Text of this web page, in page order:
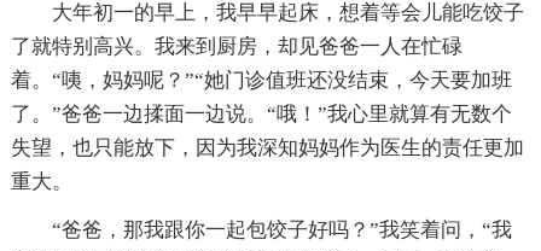
大年初一的早上，我早早起床，想着等会儿能吃饺子
了就特别高兴。我来到厨房，却见爸爸一人在忙碌
着。“咦，妈妈呢？”“她门诊值班还没结束，今天要加班
了。”爸爸一边揉面一边说。“哦！”我心里就算有无数个
失望，也只能放下，因为我深知妈妈作为医生的责任更加
重大。
“爸爸，那我跟你一起包饺子好吗？”我笑着问，“我